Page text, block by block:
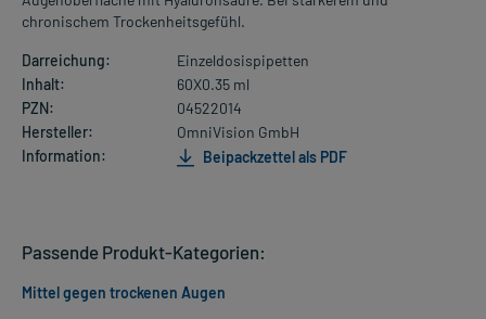
chronischem Trockenheitsgefühl.
Darreichung:
Einzeldosispipetten
Inhalt:
60X0.35 ml
PZN:
04522014
Hersteller:
OmniVision GmbH
Information:
Beipackzettel als PDF
Passende Produkt-Kategorien:
Mittel gegen trockenen Augen